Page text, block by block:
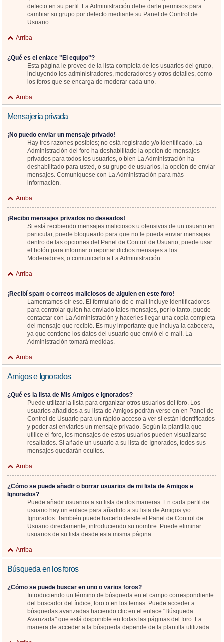
defecto en su perfil. La Administración debe darle permisos para
cambiar su grupo por defecto mediante su Panel de Control de
Usuario.
Arriba
¿Qué es el enlace "El equipo"?
Esta página le provee de la lista completa de los usuarios del grupo,
incluyendo los administradores, moderadores y otros detalles, como
los foros que se encarga de moderar cada uno.
Arriba
Mensajería privada
¡No puedo enviar un mensaje privado!
Hay tres razones posibles; no está registrado y/o identificado, La
Administración del foro ha deshabilitado la opción de mensajes
privados para todos los usuarios, o bien La Administración ha
deshabilitado para usted, o su grupo de usuarios, la opción de enviar
mensajes. Comuníquese con La Administración para más
información.
Arriba
¡Recibo mensajes privados no deseados!
Si está recibiendo mensajes maliciosos u ofensivos de un usuario en
particular, puede bloquearlo para que no le pueda enviar mensajes
dentro de las opciones del Panel de Control de Usuario, puede usar
el botón para informar o reportar dichos mensajes a los
Moderadores, o comunicarlo a La Administración.
Arriba
¡Recibí spam o correos maliciosos de alguien en este foro!
Lamentamos oír eso. El formulario de e-mail incluye identificadores
para controlar quién ha enviado tales mensajes, por lo tanto, puede
contactar con La Administración y hacerles llegar una copia completa
del mensaje que recibió. Es muy importante que incluya la cabecera,
ya que contiene los datos del usuario que envió el e-mail. La
Administración tomará medidas.
Arriba
Amigos e Ignorados
¿Qué es la lista de Mis Amigos e Ignorados?
Puede utilizar la lista para organizar otros usuarios del foro. Los
usuarios añadidos a su lista de Amigos podrán verse en en Panel de
Control de Usuario para un rápido acceso a ver si están identificados
y poder así enviarles un mensaje privado. Según la plantilla que
utilice el foro, los mensajes de estos usuarios pueden visualizarse
resaltados. Si añade un usuario a su lista de Ignorados, todos sus
mensajes quedarán ocultos.
Arriba
¿Cómo se puede añadir o borrar usuarios de mi lista de Amigos e
Ignorados?
Puede añadir usuarios a su lista de dos maneras. En cada perfil de
usuario hay un enlace para añadirlo a su lista de Amigos y/o
Ignorados. También puede hacerlo desde el Panel de Control de
Usuario directamente, introduciendo su nombre. Puede eliminar
usuarios de su lista desde esta misma página.
Arriba
Búsqueda en los foros
¿Cómo se puede buscar en uno o varios foros?
Introduciendo un término de búsqueda en el campo correspondiente
del buscador del índice, foro o en los temas. Puede acceder a
búsquedas avanzadas haciendo clic en el enlace "Búsqueda
Avanzada" que está disponible en todas las páginas del foro. La
manera de acceder a la búsqueda depende de la plantilla utilizada.